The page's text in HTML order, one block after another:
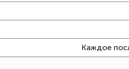
Каждое